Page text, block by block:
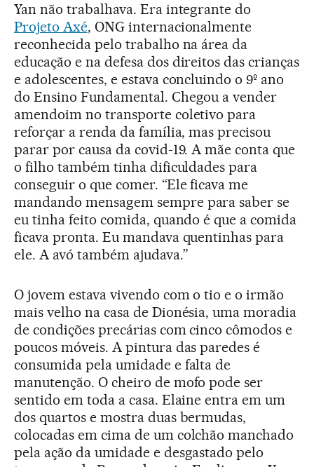
Yan não trabalhava. Era integrante do
Projeto Axé, ONG internacionalmente
reconhecida pelo trabalho na área da
educação e na defesa dos direitos das crianças
e adolescentes, e estava concluindo o 9º ano
do Ensino Fundamental. Chegou a vender
amendoim no transporte coletivo para
reforçar a renda da família, mas precisou
parar por causa da covid-19. A mãe conta que
o filho também tinha dificuldades para
conseguir o que comer. “Ele ficava me
mandando mensagem sempre para saber se
eu tinha feito comida, quando é que a comida
ficava pronta. Eu mandava quentinhas para
ele. A avó também ajudava.”
O jovem estava vivendo com o tio e o irmão
mais velho na casa de Dionésia, uma moradia
de condições precárias com cinco cômodos e
poucos móveis. A pintura das paredes é
consumida pela umidade e falta de
manutenção. O cheiro de mofo pode ser
sentido em toda a casa. Elaine entra em um
dos quartos e mostra duas bermudas,
colocadas em cima de um colchão manchado
pela ação da umidade e desgastado pelo